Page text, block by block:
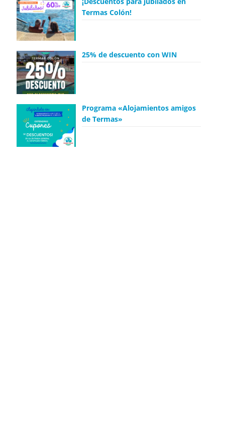
Termas Colón!
25% de descuento con WIN
Programa «Alojamientos amigos
de Termas»